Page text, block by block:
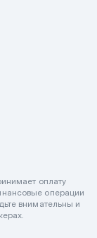
оплату
операции
внимательны и